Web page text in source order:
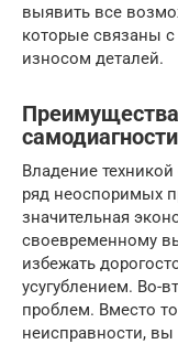
выявить все
которые связаны
износом деталей.
Преимущества
Владение
ряд неоспоримых
значительная
своевременному
избежать
усугублением. Во-
проблем. Вместо
неисправности, вы